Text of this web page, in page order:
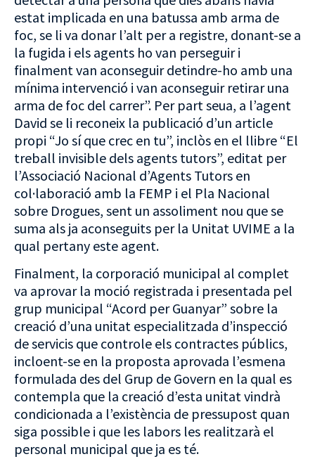
estat implicada en una batussa amb arma de
foc, se li va donar l’alt per a registre, donant-se a
la fugida i els agents ho van perseguir i
finalment van aconseguir detindre-ho amb una
mínima intervenció i van aconseguir retirar una
arma de foc del carrer”. Per part seua, a l’agent
David se li reconeix la publicació d’un article
propi “Jo sí que crec en tu”, inclòs en el llibre “El
treball invisible dels agents tutors”, editat per
l’Associació Nacional d’Agents Tutors en
col·laboració amb la FEMP i el Pla Nacional
sobre Drogues, sent un assoliment nou que se
suma als ja aconseguits per la Unitat UVIME a la
qual pertany este agent.
Finalment, la corporació municipal al complet
va aprovar la moció registrada i presentada pel
grup municipal “Acord per Guanyar” sobre la
creació d’una unitat especialitzada d’inspecció
de servicis que controle els contractes públics,
incloent-se en la proposta aprovada l’esmena
formulada des del Grup de Govern en la qual es
contempla que la creació d’esta unitat vindrà
condicionada a l’existència de pressupost quan
siga possible i que les labors les realitzarà el
personal municipal que ja es té.